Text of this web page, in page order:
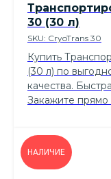
30 (30 л)
SKU: CryoTrans 30
Купить
(30 л) по
качества.
Закажите прямо
НАЛИЧИЕ